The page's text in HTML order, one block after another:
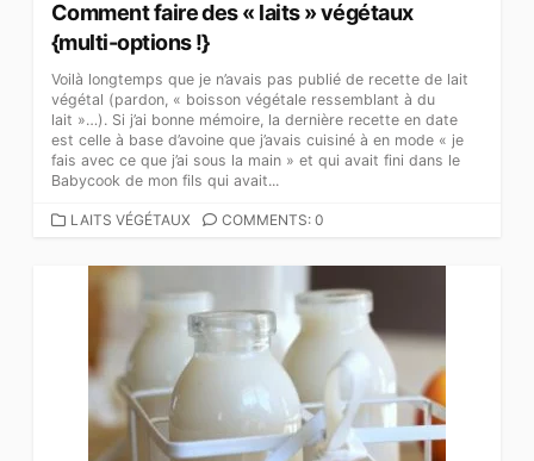
Comment faire des « laits » végétaux
{multi-options !}
Voilà longtemps que je n’avais pas publié de recette de lait
végétal (pardon, « boisson végétale ressemblant à du
lait »…). Si j’ai bonne mémoire, la dernière recette en date
est celle à base d’avoine que j’avais cuisiné à en mode « je
fais avec ce que j’ai sous la main » et qui avait fini dans le
Babycook de mon fils qui avait...
CATEGORIES
LAITS VÉGÉTAUX COMMENTS: 0